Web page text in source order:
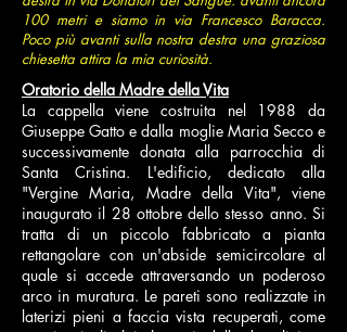
100 metri e siamo in via Francesco Baracca.
Poco più avanti sulla nostra destra una graziosa
chiesetta attira la mia curiosità.
Oratorio della Madre della Vita
La cappella viene costruita nel 1988 da
Giuseppe Gatto e dalla moglie Maria Secco e
successivamente donata alla parrocchia di
Santa Cristina. L'edificio, dedicato alla
"Vergine Maria, Madre della Vita", viene
inaugurato il 28 ottobre dello stesso anno. Si
tratta di un piccolo fabbricato a pianta
rettangolare con un'abside semicircolare al
quale si accede attraversando un poderoso
arco in muratura. Le pareti sono realizzate in
laterizi pieni a faccia vista recuperati, come